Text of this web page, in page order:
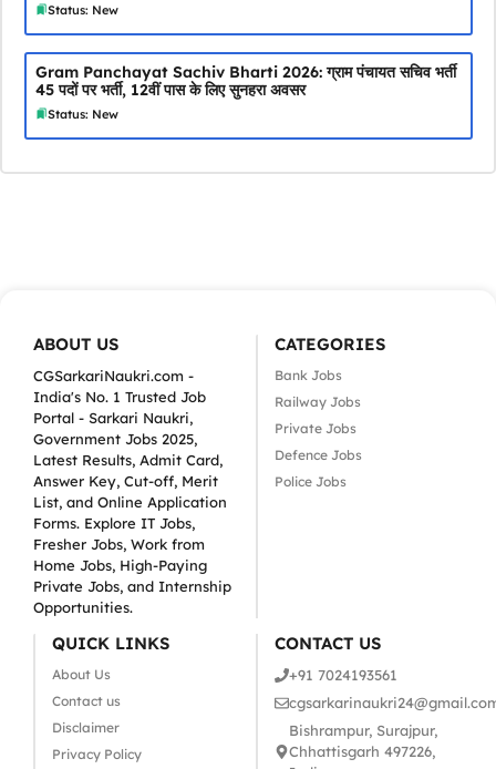
Status: New
Gram Panchayat Sachiv Bharti 2026: ग्राम पंचायत सचिव भर्ती
45 पदों पर भर्ती, 12वीं पास के लिए सुनहरा अवसर
Status: New
ABOUT US
CGSarkariNaukri.com -
India's No. 1 Trusted Job
Portal - Sarkari Naukri,
Government Jobs 2025,
Latest Results, Admit Card,
Answer Key, Cut-off, Merit
List, and Online Application
Forms. Explore IT Jobs,
Fresher Jobs, Work from
Home Jobs, High-Paying
Private Jobs, and Internship
Opportunities.
CATEGORIES
Bank Jobs
Railway Jobs
Private Jobs
Defence Jobs
Police Jobs
QUICK LINKS
About Us
Contact us
Disclaimer
Privacy Policy
CONTACT US
+91 7024193561
Bishrampur, Surajpur,
Chhattisgarh 497226,